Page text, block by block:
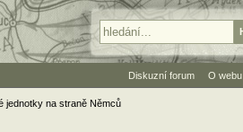
jednotky na straně Němců
Diskuzní forum O webu